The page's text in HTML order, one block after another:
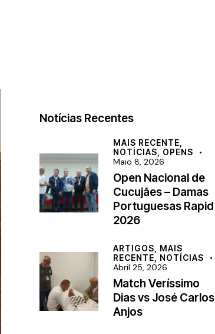
Notícias Recentes
MAIS RECENTE,
NOTÍCIAS, OPENS
Maio 8, 2026
Open Nacional de
Cucujães – Damas
Portuguesas Rapid
2026
ARTIGOS, MAIS
RECENTE, NOTÍCIAS
Abril 25, 2026
Match Veríssimo
Dias vs José Carlos
Anjos